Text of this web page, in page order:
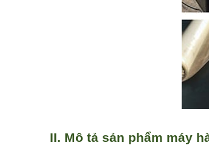
II. Mô tả sản phẩm máy